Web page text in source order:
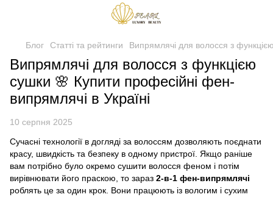
Блог Статті та рейтинги Випрямлячі для волосся з
Випрямлячі для волосся з функцією
сушки 🌸 Купити професійні фен-
випрямлячі в Україні
10 серпня 2025
Сучасні технології в догляді за волоссям дозволяють поєднати
красу, швидкість та безпеку в одному пристрої. Якщо раніше
вам потрібно було окремо сушити волосся феном і потім
вирівнювати його праскою, то зараз 2-в-1 фен-випрямлячі
роблять це за один крок. Вони працюють із вологим і сухим